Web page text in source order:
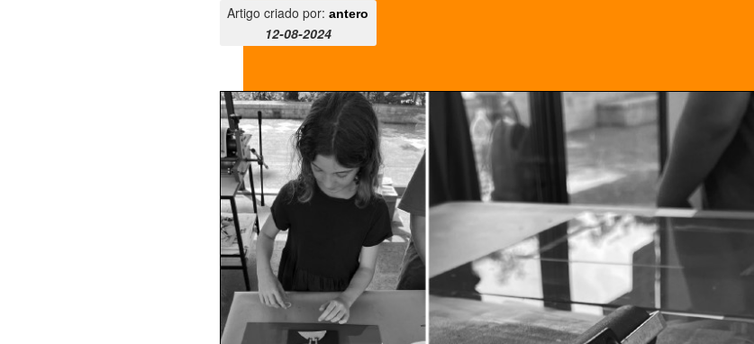
Artigo criado por:antero
12-08-2024